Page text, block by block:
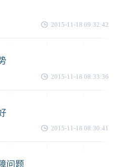
2015-11-18 09:32:42
2015-11-18 08:33:36
2015-11-18 08:30:41
问题